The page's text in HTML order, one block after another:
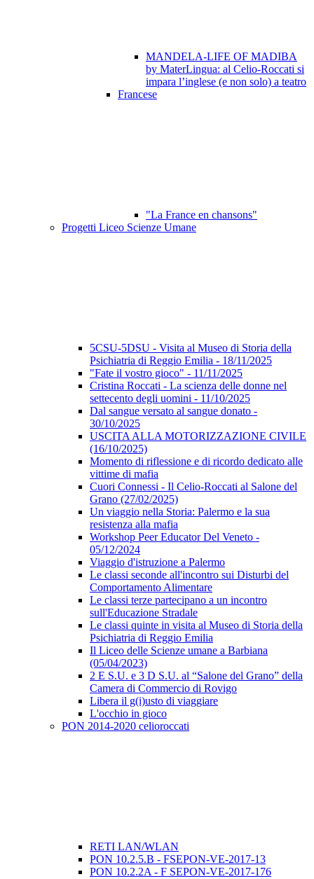
MANDELA-LIFE OF MADIBA
by MaterLingua: al Celio-Roccati si
impara l’inglese (e non solo) a teatro
Francese
"La France en chansons"
Progetti Liceo Scienze Umane
5CSU-5DSU - Visita al Museo di Storia della
Psichiatria di Reggio Emilia - 18/11/2025
"Fate il vostro gioco" - 11/11/2025
Cristina Roccati - La scienza delle donne nel
settecento degli uomini - 11/10/2025
Dal sangue versato al sangue donato -
30/10/2025
USCITA ALLA MOTORIZZAZIONE CIVILE
(16/10/2025)
Momento di riflessione e di ricordo dedicato alle
vittime di mafia
Cuori Connessi - Il Celio-Roccati al Salone del
Grano (27/02/2025)
Un viaggio nella Storia: Palermo e la sua
resistenza alla mafia
Workshop Peer Educator Del Veneto -
05/12/2024
Viaggio d'istruzione a Palermo
Le classi seconde all'incontro sui Disturbi del
Comportamento Alimentare
Le classi terze partecipano a un incontro
sull'Educazione Stradale
Le classi quinte in visita al Museo di Storia della
Psichiatria di Reggio Emilia
Il Liceo delle Scienze umane a Barbiana
(05/04/2023)
2 E S.U. e 3 D S.U. al “Salone del Grano” della
Camera di Commercio di Rovigo
Libera il g(i)usto di viaggiare
L'occhio in gioco
PON 2014-2020 celioroccati
RETI LAN/WLAN
PON 10.2.5.B - FSEPON-VE-2017-13
PON 10.2.2A - F SEPON-VE-2017-176